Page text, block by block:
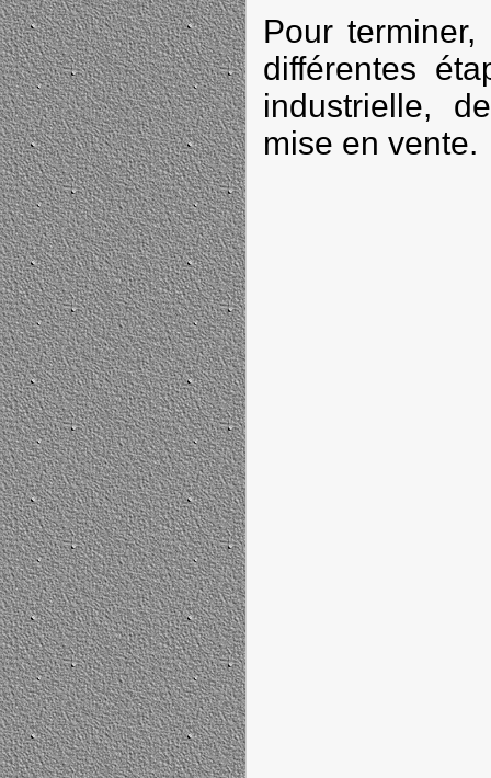
Pour
différentes
industrielle,
mise en vente.